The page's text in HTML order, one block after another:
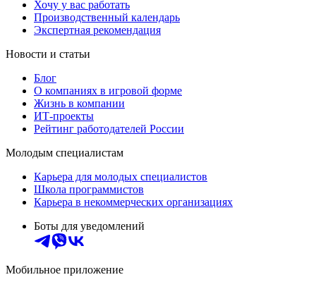
Хочу у вас работать
Производственный календарь
Экспертная рекомендация
Новости и статьи
Блог
О компаниях в игровой форме
Жизнь в компании
ИТ-проекты
Рейтинг работодателей России
Молодым специалистам
Карьера для молодых специалистов
Школа программистов
Карьера в некоммерческих организациях
Боты для уведомлений
Мобильное приложение